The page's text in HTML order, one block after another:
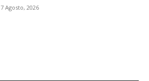
7 Agosto, 2026